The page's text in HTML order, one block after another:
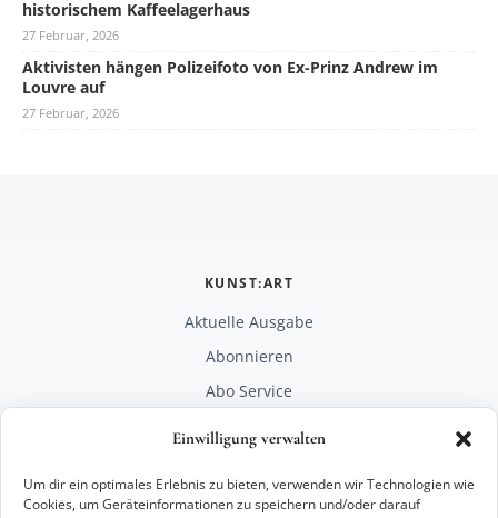
Einwilligung verwalten
Um dir ein optimales Erlebnis zu bieten, verwenden wir Technologien wie
Cookies, um Geräteinformationen zu speichern und/oder darauf
historischem Kaffeelagerhaus
27 Februar, 2026
Aktivisten hängen Polizeifoto von Ex-Prinz Andrew im
Louvre auf
27 Februar, 2026
KUNST:ART
Aktuelle Ausgabe
Abonnieren
Abo Service
RECHTLICHES